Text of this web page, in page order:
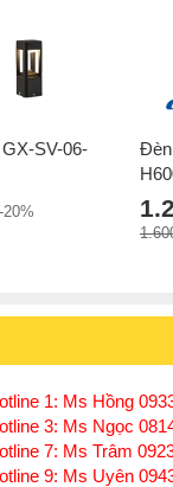
SV-06-
-20%
1: Ms Hồng
3: Ms Ngọc
7: Ms Trâm
9: Ms Uyên